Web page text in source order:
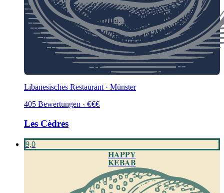
Libanesisches Restaurant · Münster
405 Bewertungen · €€€
Les Cèdres
9,0
HAPPY
KEBAB